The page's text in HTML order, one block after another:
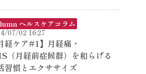
ヘルスケアコラム
07/02 16:27
経ケア#1】月経痛・
（月経前症候群）を和らげる
習慣とエクササイズ